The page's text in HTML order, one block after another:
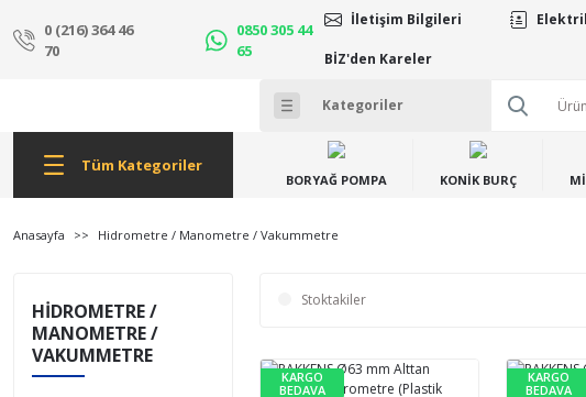
0 (216) 364 46
70
0850 305 44
65
İletişim Bilgileri
BİZ'den Kareler
Tüm Kategoriler
BORYAĞ POMPA KONİK BURÇ
Anasayfa Hidrometre / Manometre / Vakummetre
HIDROMETRE /
MANOMETRE /
VAKUMMETRE
Stoktakiler
KARGO
BEDAVA
KARGO
BEDAVA